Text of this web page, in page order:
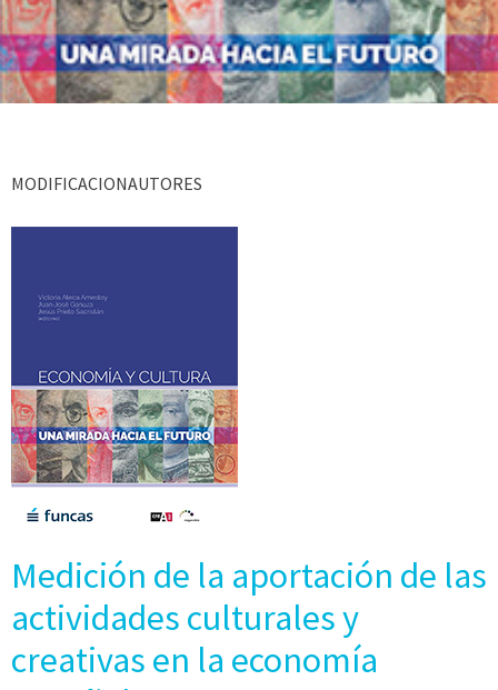
MODIFICACIONAUTORES
Medición de la aportación de las
actividades culturales y
creativas en la economía